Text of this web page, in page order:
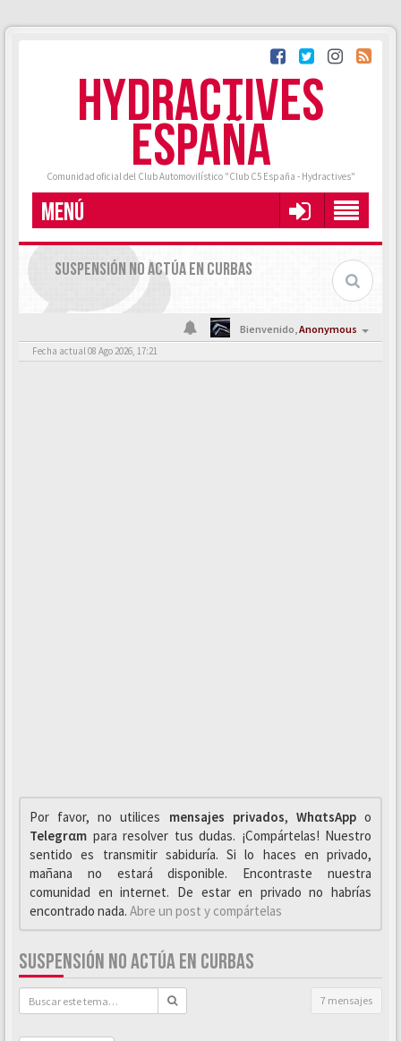
HYDRACTIVES
ESPAÑA
Comunidad oficial del Club Automovilístico "Club C5 España - Hydractives"
MENÚ
SUSPENSIÓN NO ACTÚA EN CURBAS
Bienvenido,Anonymous
Fecha actual 08 Ago 2026, 17:21
Por favor, no utilices mensajes privados, WhαtsAppo
Telegrαm para resolver tus dudas. ¡Compártelas! Nuestro
sentido es transmitir sabiduría. Si lo haces en privado,
mañana no estará disponible. Encontraste nuestra
comunidad en internet. De estar en privado no habrías
encontrado nada. Abre un post y compártelas
SUSPENSIÓN NO ACTÚA EN CURBAS
7 mensajes